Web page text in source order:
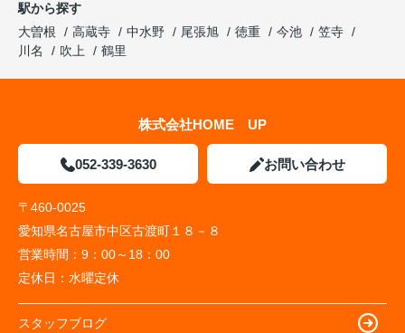
駅から探す
大曽根
高蔵寺 中水野 尾張旭 徳重 今池
笠寺
川名
吹上 鶴里
株式会社HOME UP
052-339-3630 お問い合わせ
〒460-0025
愛知県名古屋市中区古渡町１８－８
営業時間： 9：00～18：00
定休日： 水曜定休
スタッフブログ